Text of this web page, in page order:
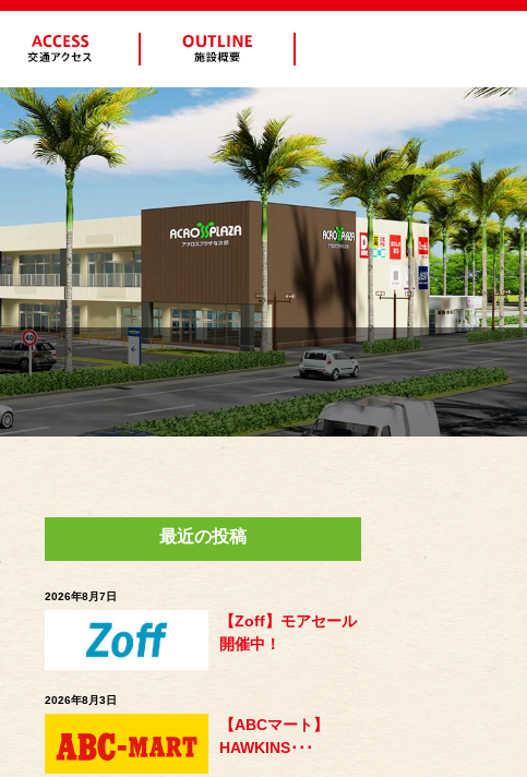
最近の投稿
2026年8月7日
【Zoff】モアセール
開催中！
2026年8月3日
【ABCマート】
HAWKINS･･･